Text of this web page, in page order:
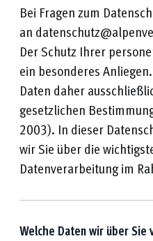
Bei Fragen zum
an
Der Schutz Ihrer
ein besonderes
Daten daher
gesetzlichen
2003). In dieser
wir Sie über die
Datenverarbeitung im
Welche Daten wir über Sie